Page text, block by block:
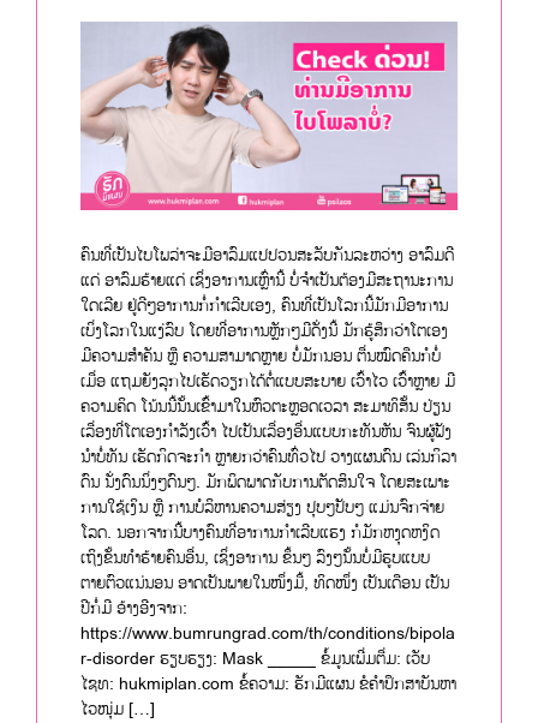
ຄົນທີ່ເປັນໄບໂພລ່າຈະມີອາລົມແປປວນສະລັບກັນລະຫວ່າງ ອາລົມດີ
ແດ່ ອາລົມຮ້າຍແດ່ ເຊິ່ງອາການເຫຼົ່ານີ້ ບໍ່ຈຳເປັນຕ້ອງມີສະຖານະການ
ໃດເລີຍ ຢູ່ດີໆອາການກໍ່ກຳເລີບເອງ, ຄົນທີ່ເປັນໂລກນີ້ມັກມີອາການ
ເບິ່ງໂລກໃນແງ່ລົບ ໂດຍທີ່ອາການຫຼັກໆມີດັ່ງນີ້ ມັກຮູ້ສຶກວ່າໂຕເອງ
ມີຄວາມສຳຄັນ ຫຼື ຄວາມສາມາດຫຼາຍ ບໍ່ມັກນອນ ຕື່ນໝົດຄືນກໍບໍ່
ເມື່ອ ແຖມຍັງລຸກໄປເຮັດວຽກໄດ້ຕໍ່ແບບສະບາຍ ເວົ້າໄວ ເວົ້າຫຼາຍ ມີ
ຄວາມຄິດ ໂນ້ນນີ້ນັ້ນເຂົ້າມາໃນຫົວຕະຫຼອດເວລາ ສະມາທິສັ້ນ ປ່ຽນ
ເລື່ອງທີ່ໂຕເອງກຳລັງເວົ້າ ໄປເປັນເລື່ອງອື່ນແບບກະທັນຫັນ ຈົນຜູ້ຟັງ
ນຳບໍ່ທັນ ເຮັດກິດຈະກຳ ຫຼາຍກວ່າຄົນທົ່ວໄປ ວາງແຜນດົນ ເລ່ນກິລາ
ດົນ ນັ່ງດົນນິ່ງໆດົນໆ. ມັກພິດພາດກັບການຕັດສິນໃຈ ໂດຍສະເພາະ
ການໃຊ້ເງິນ ຫຼື ການບໍລິຫານຄວາມສ່ຽງ ປຸບໆປັບໆ ແມ່ນຈົກຈ່າຍ
ໂລດ. ນອກຈາກນີ້ບາງຄົນທີ່ອາການກຳເລີບແຮງ ກໍມັກຫງຸດຫງິດ
ເຖິງຂັ້ນທຳຮ້າຍຄົນອື່ນ, ເຊິ່ງອາການ ຂຶ້ນໆ ລົງໆນັ້ນບໍ່ມີຮູບແບບ
ຕາຍຕົວແນ່ນອນ ອາດເປັນພາຍໃນໜຶ່ງມື້, ທິດໜຶ່ງ ເປັນເດືອນ ເປັນ
ປີກໍ່ມີ ອ້າງອີງຈາກ:
https://www.bumrungrad.com/th/conditions/bipola
r-disorder ຮຽບຮຽງ: Mask _____ ຂໍ້ມູນເພີ່ມຕື່ມ: ເວັບ
ໄຊທ: hukmiplan.com ຂໍ້ຄວາມ: ຮັກມີແຜນ ຂໍຄຳປຶກສາບັນຫາ
ໄວໜຸ່ມ […]